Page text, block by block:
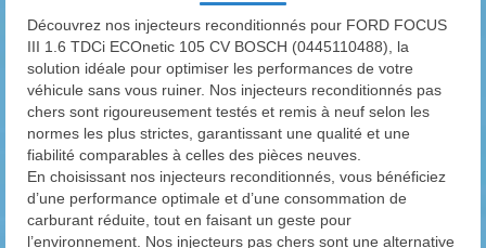
Découvrez nos injecteurs reconditionnés pour FORD FOCUS
III 1.6 TDCi ECOnetic 105 CV BOSCH (0445110488), la
solution idéale pour optimiser les performances de votre
véhicule sans vous ruiner. Nos injecteurs reconditionnés pas
chers sont rigoureusement testés et remis à neuf selon les
normes les plus strictes, garantissant une qualité et une
fiabilité comparables à celles des pièces neuves.
En choisissant nos injecteurs reconditionnés, vous bénéficiez
d’une performance optimale et d’une consommation de
carburant réduite, tout en faisant un geste pour
l’environnement. Nos injecteurs pas chers sont une alternative